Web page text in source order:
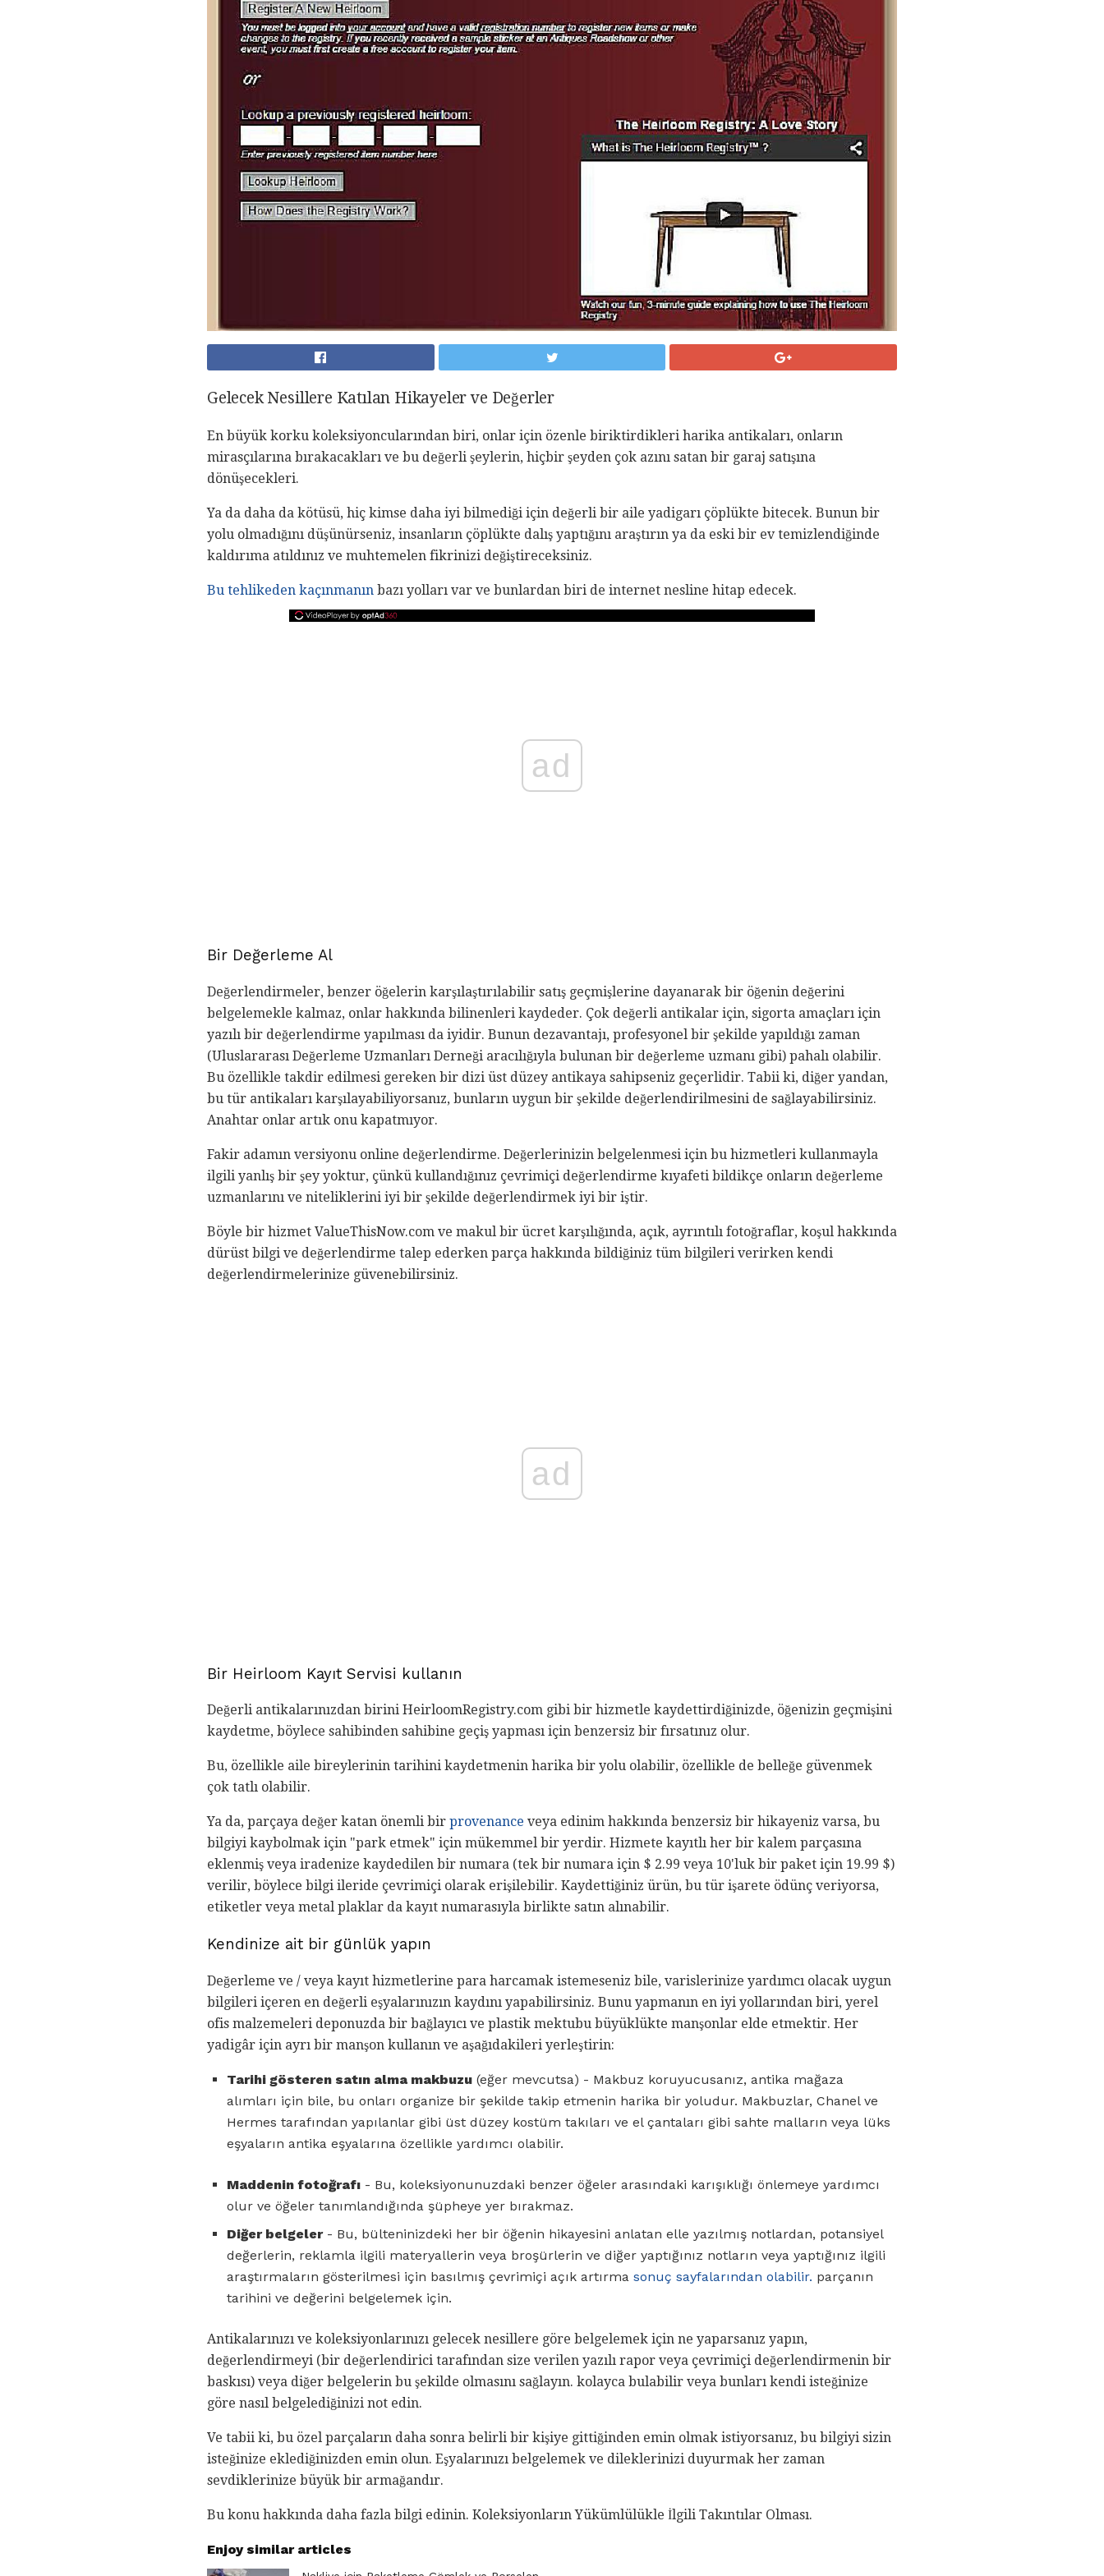
Gelecek Nesillere Katılan Hikayeler ve Değerler
En büyük korku koleksiyoncularından biri, onlar için özenle biriktirdikleri harika antikaları, onların
mirasçılarına bırakacakları ve bu değerli şeylerin, hiçbir şeyden çok azını satan bir garaj satışına
dönüşecekleri.
Ya da daha da kötüsü, hiç kimse daha iyi bilmediği için değerli bir aile yadigarı çöplükte bitecek. Bunun bir
yolu olmadığını düşünürseniz, insanların çöplükte dalış yaptığını araştırın ya da eski bir ev temizlendiğinde
kaldırıma atıldınız ve muhtemelen fikrinizi değiştireceksiniz.
Bu tehlikeden kaçınmanın bazı yolları var ve bunlardan biri de internet nesline hitap edecek.
ad
Bir Değerleme Al
Değerlendirmeler, benzer öğelerin karşılaştırılabilir satış geçmişlerine dayanarak bir öğenin değerini
belgelemekle kalmaz, onlar hakkında bilinenleri kaydeder. Çok değerli antikalar için, sigorta amaçları için
yazılı bir değerlendirme yapılması da iyidir. Bunun dezavantajı, profesyonel bir şekilde yapıldığı zaman
(Uluslararası Değerleme Uzmanları Derneği aracılığıyla bulunan bir değerleme uzmanı gibi) pahalı olabilir.
Bu özellikle takdir edilmesi gereken bir dizi üst düzey antikaya sahipseniz geçerlidir. Tabii ki, diğer yandan,
bu tür antikaları karşılayabiliyorsanız, bunların uygun bir şekilde değerlendirilmesini de sağlayabilirsiniz.
Anahtar onlar artık onu kapatmıyor.
Fakir adamın versiyonu online değerlendirme. Değerlerinizin belgelenmesi için bu hizmetleri kullanmayla
ilgili yanlış bir şey yoktur, çünkü kullandığınız çevrimiçi değerlendirme kıyafeti bildikçe onların değerleme
uzmanlarını ve niteliklerini iyi bir şekilde değerlendirmek iyi bir iştir.
Böyle bir hizmet ValueThisNow.com ve makul bir ücret karşılığında, açık, ayrıntılı fotoğraflar, koşul hakkında
dürüst bilgi ve değerlendirme talep ederken parça hakkında bildiğiniz tüm bilgileri verirken kendi
değerlendirmelerinize güvenebilirsiniz.
ad
Bir Heirloom Kayıt Servisi kullanın
Değerli antikalarınızdan birini HeirloomRegistry.com gibi bir hizmetle kaydettirdiğinizde, öğenizin geçmişini
kaydetme, böylece sahibinden sahibine geçiş yapması için benzersiz bir fırsatınız olur.
Bu, özellikle aile bireylerinin tarihini kaydetmenin harika bir yolu olabilir, özellikle de belleğe güvenmek
çok tatlı olabilir.
Ya da, parçaya değer katan önemli bir provenance veya edinim hakkında benzersiz bir hikayeniz varsa, bu
bilgiyi kaybolmak için "park etmek" için mükemmel bir yerdir. Hizmete kayıtlı her bir kalem parçasına
eklenmiş veya iradenize kaydedilen bir numara (tek bir numara için $ 2.99 veya 10'luk bir paket için 19.99 $)
verilir, böylece bilgi ileride çevrimiçi olarak erişilebilir. Kaydettiğiniz ürün, bu tür işarete ödünç veriyorsa,
etiketler veya metal plaklar da kayıt numarasıyla birlikte satın alınabilir.
Kendinize ait bir günlük yapın
Değerleme ve / veya kayıt hizmetlerine para harcamak istemeseniz bile, varislerinize yardımcı olacak uygun
bilgileri içeren en değerli eşyalarınızın kaydını yapabilirsiniz. Bunu yapmanın en iyi yollarından biri, yerel
ofis malzemeleri deponuzda bir bağlayıcı ve plastik mektubu büyüklükte manşonlar elde etmektir. Her
yadigâr için ayrı bir manşon kullanın ve aşağıdakileri yerleştirin:
Tarihi gösteren satın alma makbuzu (eğer mevcutsa) - Makbuz koruyucusanız, antika mağaza
alımları için bile, bu onları organize bir şekilde takip etmenin harika bir yoludur. Makbuzlar, Chanel ve
Hermes tarafından yapılanlar gibi üst düzey kostüm takıları ve el çantaları gibi sahte malların veya lüks
eşyaların antika eşyalarına özellikle yardımcı olabilir.
Maddenin fotoğrafı - Bu, koleksiyonunuzdaki benzer öğeler arasındaki karışıklığı önlemeye yardımcı
olur ve öğeler tanımlandığında şüpheye yer bırakmaz.
Diğer belgeler- Bu, bülteninizdeki her bir öğenin hikayesini anlatan elle yazılmış notlardan, potansiyel
değerlerin, reklamla ilgili materyallerin veya broşürlerin ve diğer yaptığınız notların veya yaptığınız ilgili
araştırmaların gösterilmesi için basılmış çevrimiçi açık artırma sonuç sayfalarından olabilir. parçanın
tarihini ve değerini belgelemek için.
Antikalarınızı ve koleksiyonlarınızı gelecek nesillere göre belgelemek için ne yaparsanız yapın,
değerlendirmeyi (bir değerlendirici tarafından size verilen yazılı rapor veya çevrimiçi değerlendirmenin bir
baskısı) veya diğer belgelerin bu şekilde olmasını sağlayın. kolayca bulabilir veya bunları kendi isteğinize
göre nasıl belgelediğinizi not edin.
Ve tabii ki, bu özel parçaların daha sonra belirli bir kişiye gittiğinden emin olmak istiyorsanız, bu bilgiyi sizin
isteğinize eklediğinizden emin olun. Eşyalarınızı belgelemek ve dileklerinizi duyurmak her zaman
sevdiklerinize büyük bir armağandır.
Bu konu hakkında daha fazla bilgi edinin. Koleksiyonların Yükümlülükle İlgili Takıntılar Olması.
Enjoy similar articles